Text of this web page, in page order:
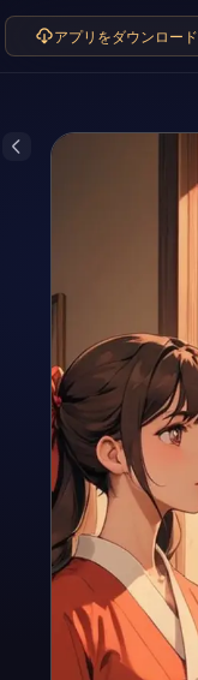
アプリをダウンロード